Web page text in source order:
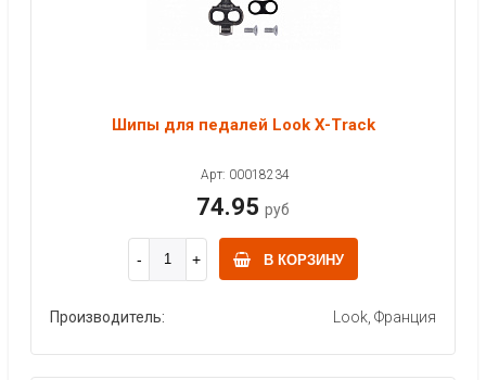
Шипы для педалей Look X-Track
Арт: 00018234
74.95 руб
В КОРЗИНУ
Производитель: Look, Франция